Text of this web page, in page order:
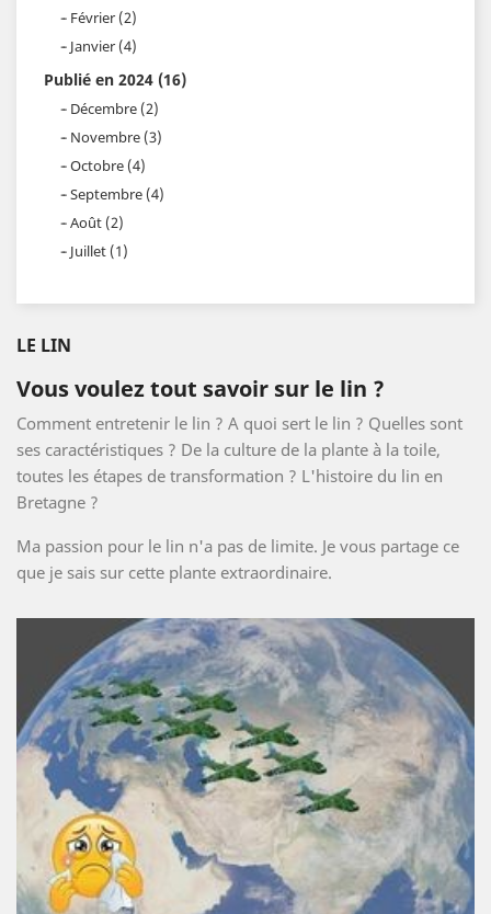
Février (2)
Janvier (4)
Publié en 2024 (16)
Décembre (2)
Novembre (3)
Octobre (4)
Septembre (4)
Août (2)
Juillet (1)
LE LIN
Vous voulez tout savoir sur le lin ?
Comment entretenir le lin ? A quoi sert le lin ? Quelles sont
ses caractéristiques ? De la culture de la plante à la toile,
toutes les étapes de transformation ? L'histoire du lin en
Bretagne ?
Ma passion pour le lin n'a pas de limite. Je vous partage ce
que je sais sur cette plante extraordinaire.